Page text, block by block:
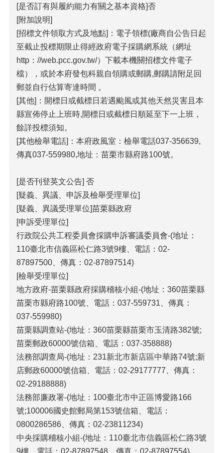
[是否訂有與履約能力有關之基本資格]否
[附加說明]
[招標文件領取方式及地點]：電子領標(廠商自公告日起
至截止投標期限止得經政府電子採購網系統（網址
http：//web.pcc.gov.tw/）下載本機關招標文件電子
檔），或於本府發包科親自領購或郵購,郵購請附足回
郵並自行估算寄達時間 。
[其他]：開標日或截標日若遇颱風或其他天然災害且本
縣宣佈停止上班時,開標日或截標日順延至下一上班，
餘詳投標須知。
[其他檢舉電話]：本府政風室：檢舉電話037-356639,
傳真037-559980,地址：苗栗市縣府路100號。
[是否刊登英文公告] 否
[疑義、異議、申訴及檢舉受理單位]
[疑義、異議受理單位]苗栗縣政府
[申訴受理單位]
行政院公共工程委員會採購申訴審議委員會-(地址：
110臺北市信義區松仁路3號9樓、電話：02-
87897500、傳真：02-87897514)
[檢舉受理單位]
地方政府-苗栗縣政府採購稽核小組-(地址：360苗栗縣
苗栗市縣府路100號、電話：037-559731、傳真：
037-559980)
苗栗縣調查站-(地址：360苗栗縣苗栗市玉清路382號;
苗栗郵政60000號信箱、電話：037-358888)
法務部調查局-(地址：231新北市新店區中華路74號;新
店郵政60000號信箱、電話：02-29177777、傳真：
02-29188888)
法務部廉政署-(地址：100臺北市中正區博愛路166
號;100006國史館郵局第153號信箱、電話：
0800286586、傳真：02-23811234)
中央採購稽核小組-(地址：110臺北市信義區松仁路3號
9樓、電話：02-87897548、傳真：02-87897554)